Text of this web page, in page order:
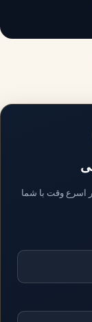
اسرع وقت با شما